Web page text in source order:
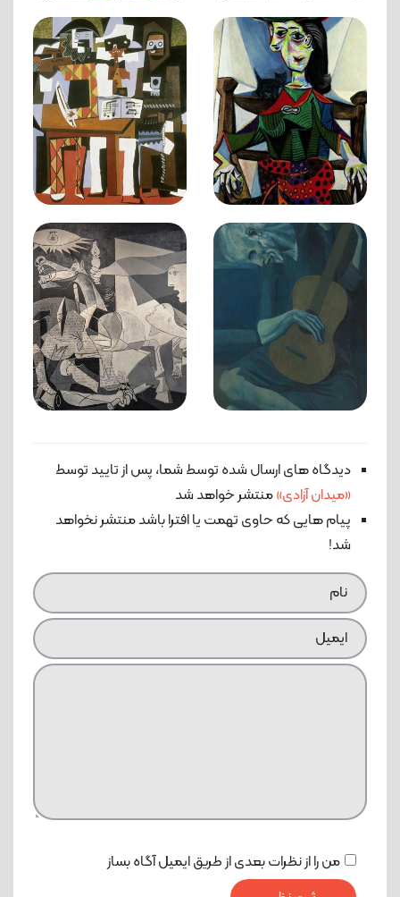
دیدگاه های ارسال شده توسط شما، پس از تایید توسط
«میدان آزادی»منتشر خواهد شد
پیام هایی که حاوی تهمت یا افترا باشد منتشر نخواهد
شد!
من را از نظرات بعدی از طریق ایمیل آگاه بساز